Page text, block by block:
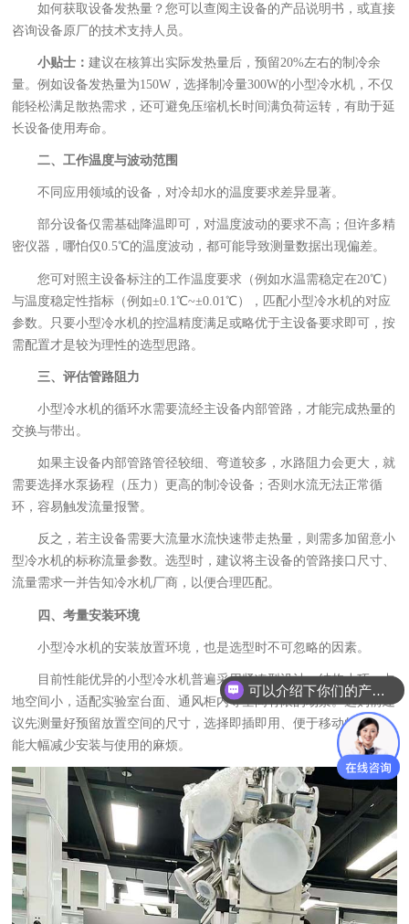
如何获取设备发热量？您可以查阅主设备的产品说明书，或直接
咨询设备原厂的技术支持人员。
小贴士：建议在核算出实际发热量后，预留20%左右的制冷余
量。例如设备发热量为150W，选择制冷量300W的小型冷水机，不仅
能轻松满足散热需求，还可避免压缩机长时间满负荷运转，有助于延
长设备使用寿命。
二、工作温度与波动范围
不同应用领域的设备，对冷却水的温度要求差异显著。
部分设备仅需基础降温即可，对温度波动的要求不高；但许多精
密仪器，哪怕仅0.5℃的温度波动，都可能导致测量数据出现偏差。
您可对照主设备标注的工作温度要求（例如水温需稳定在20℃）
与温度稳定性指标（例如±0.1℃~±0.01℃），匹配小型冷水机的对应
参数。只要小型冷水机的控温精度满足或略优于主设备要求即可，按
需配置才是较为理性的选型思路。
三、评估管路阻力
小型冷水机的循环水需要流经主设备内部管路，才能完成热量的
交换与带出。
如果主设备内部管路管径较细、弯道较多，水路阻力会更大，就
需要选择水泵扬程（压力）更高的制冷设备；否则水流无法正常循
环，容易触发流量报警。
反之，若主设备需要大流量水流快速带走热量，则需多加留意小
型冷水机的标称流量参数。选型时，建议将主设备的管路接口尺寸、
流量需求一并告知冷水机厂商，以便合理匹配。
四、考量安装环境
小型冷水机的安装放置环境，也是选型时不可忽略的因素。
目前性能优异的小型冷水机普遍采用紧凑型设计，结构小巧、占
地空间小，适配实验室台面、通风柜内等空间有限的场景。选购前建
议先测量好预留放置空间的尺寸，选择即插即用、便于移动的机型，
能大幅减少安装与使用的麻烦。
可以介绍下你们的产品么？